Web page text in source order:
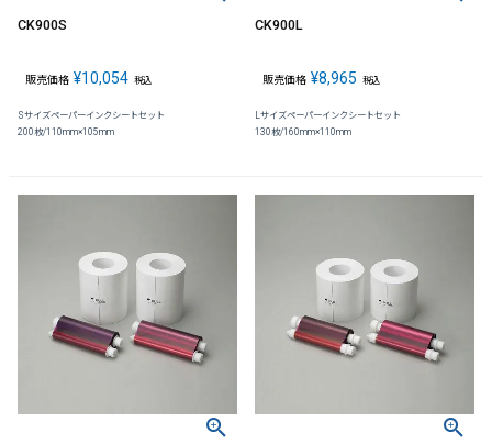
CK900S
販売価格 ¥10,054 税込
Sサイズペーパーインクシートセット
200枚/110mm×105mm
CK900L
販売価格 ¥8,965 税込
Lサイズペーパーインクシートセット
130枚/160mm×110mm